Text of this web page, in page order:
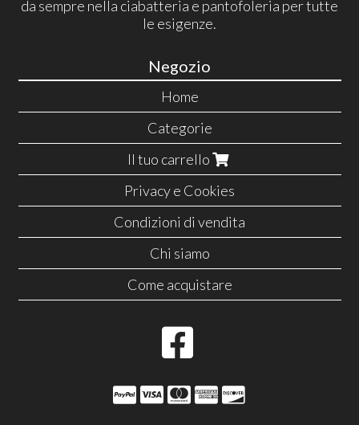
da sempre nella ciabatteria e pantofoleria per tutte
le esigenze.
Negozio
Home
Categorie
Il tuo carrello
Privacy e Cookies
Condizioni di vendita
Chi siamo
Come acquistare